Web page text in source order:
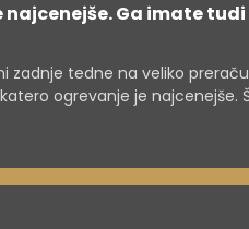
najcenejše. Ga imate tudi
zadnje tedne na veliko
ogrevanje je najcenejše.